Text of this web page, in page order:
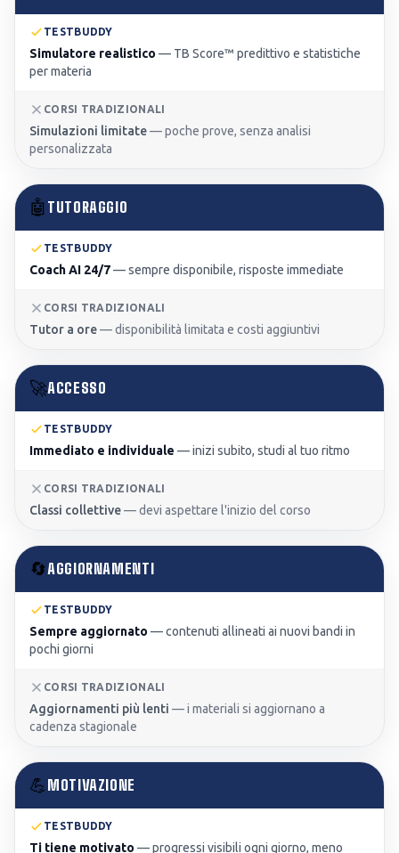
TESTBUDDY
Simulatore realistico — TB Score™ predittivo e statistiche
per materia
CORSI TRADIZIONALI
Simulazioni limitate—poche prove, senza analisi
personalizzata
🤖 TUTORAGGIO
TESTBUDDY
Coach AI 24/7—sempre disponibile, risposte immediate
CORSI TRADIZIONALI
Tutor a ore—disponibilità limitata e costi aggiuntivi
🚀ACCESSO
TESTBUDDY
Immediato e individuale —inizi subito, studi al tuo ritmo
CORSI TRADIZIONALI
Classi collettive—devi aspettare l'inizio del corso
🔄AGGIORNAMENTI
TESTBUDDY
Sempre aggiornato —contenuti allineati ai nuovi bandi in
pochi giorni
CORSI TRADIZIONALI
Aggiornamenti più lenti —i materiali si aggiornano a
cadenza stagionale
💪MOTIVAZIONE
TESTBUDDY
Ti tiene motivato —progressi visibili ogni giorno, meno